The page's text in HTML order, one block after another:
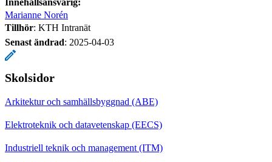
Marianne Norén
Tillhör: KTH Intranät
Senast ändrad: 2025-04-03
Skolsidor
Arkitektur och samhällsbyggnad (ABE)
Elektroteknik och datavetenskap (EECS)
Industriell teknik och management (ITM)